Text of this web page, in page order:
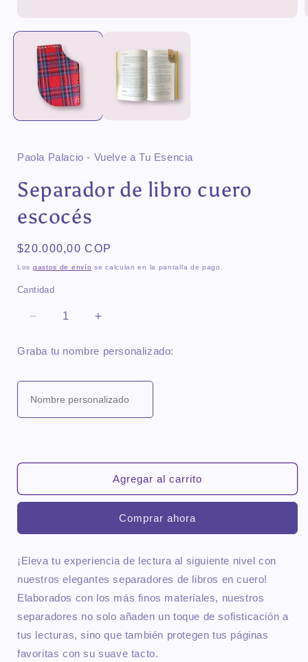
Paola Palacio - Vuelve a Tu Esencia
Separador de libro cuero
escocés
Precio
habitual
$20.000,00 COP
Los gastos de envío se calculan en la pantalla de pago.
Cantidad
Reducir
para
de
libro
Aumentar
para
de
libro
Graba tu nombre personalizado:
Agregar al carrito
Comprar ahora
¡Eleva tu experiencia de lectura al siguiente nivel con
nuestros elegantes separadores de libros en cuero!
Elaborados con los más finos materiales, nuestros
separadores no solo añaden un toque de sofisticación a
tus lecturas, sino que también protegen tus páginas
favoritas con su suave tacto.